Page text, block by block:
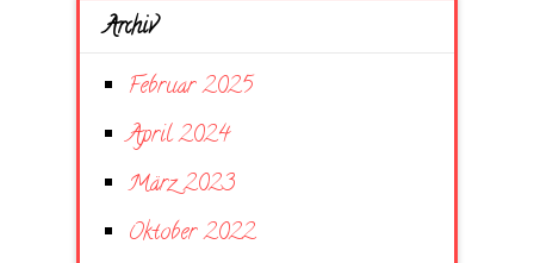
Archiv
Februar 2025
April 2024
März 2023
Oktober 2022